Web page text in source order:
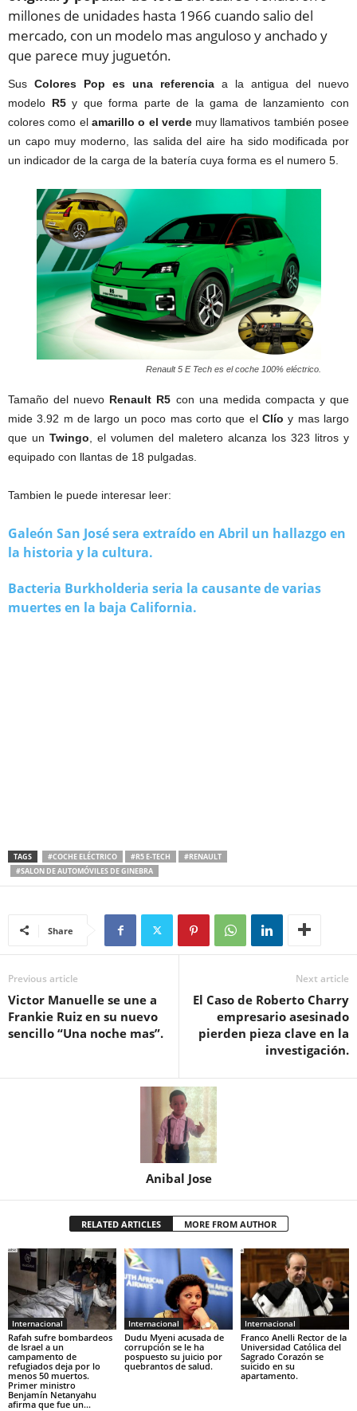
millones de unidades hasta 1966 cuando salio del
mercado, con un modelo mas anguloso y anchado y
que parece muy juguetón.
Sus Colores Pop es una referencia a la antigua del nuevo
modelo R5y que forma parte de la gama de lanzamiento con
colores como el amarillo o el verdemuy llamativos también posee
un capo muy moderno, las salida del aire ha sido modificada por
un indicador de la carga de la batería cuya forma es el numero 5.
Renault 5 E Tech es el coche 100% eléctrico.
Tamaño del nuevo Renault R5 con una medida compacta y que
mide 3.92 m de largo un poco mas corto que el Clío y mas largo
que un Twingo , el volumen del maletero alcanza los 323 litros y
equipado con llantas de 18 pulgadas.
Tambien le puede interesar leer:
Galeón San José sera extraído en Abril un hallazgo en
la historia y la cultura.
Bacteria Burkholderia seria la causante de varias
muertes en la baja California.
TAGS #COCHE ELÉCTRICO #R5 E-TECH
#RENAULT
#SALON DE AUTOMÓVILES DE GINEBRA
Share
Previous article
Victor Manuelle se une a
Frankie Ruiz en su nuevo
sencillo “Una noche mas”.
Next article
El Caso de Roberto Charry
empresario asesinado
pierden pieza clave en la
investigación.
Anibal Jose
RELATED ARTICLES MORE FROM AUTHOR
Internacional
Rafah sufre bombardeos
de Israel a un
campamento de
refugiados deja por lo
menos 50 muertos.
Primer ministro
Benjamín Netanyahu
afirma que fue un...
Internacional
Dudu Myeni acusada de
corrupción se le ha
pospuesto su juicio por
quebrantos de salud.
Internacional
Franco Anelli Rector de la
Universidad Católica del
Sagrado Corazón se
suicido en su
apartamento.